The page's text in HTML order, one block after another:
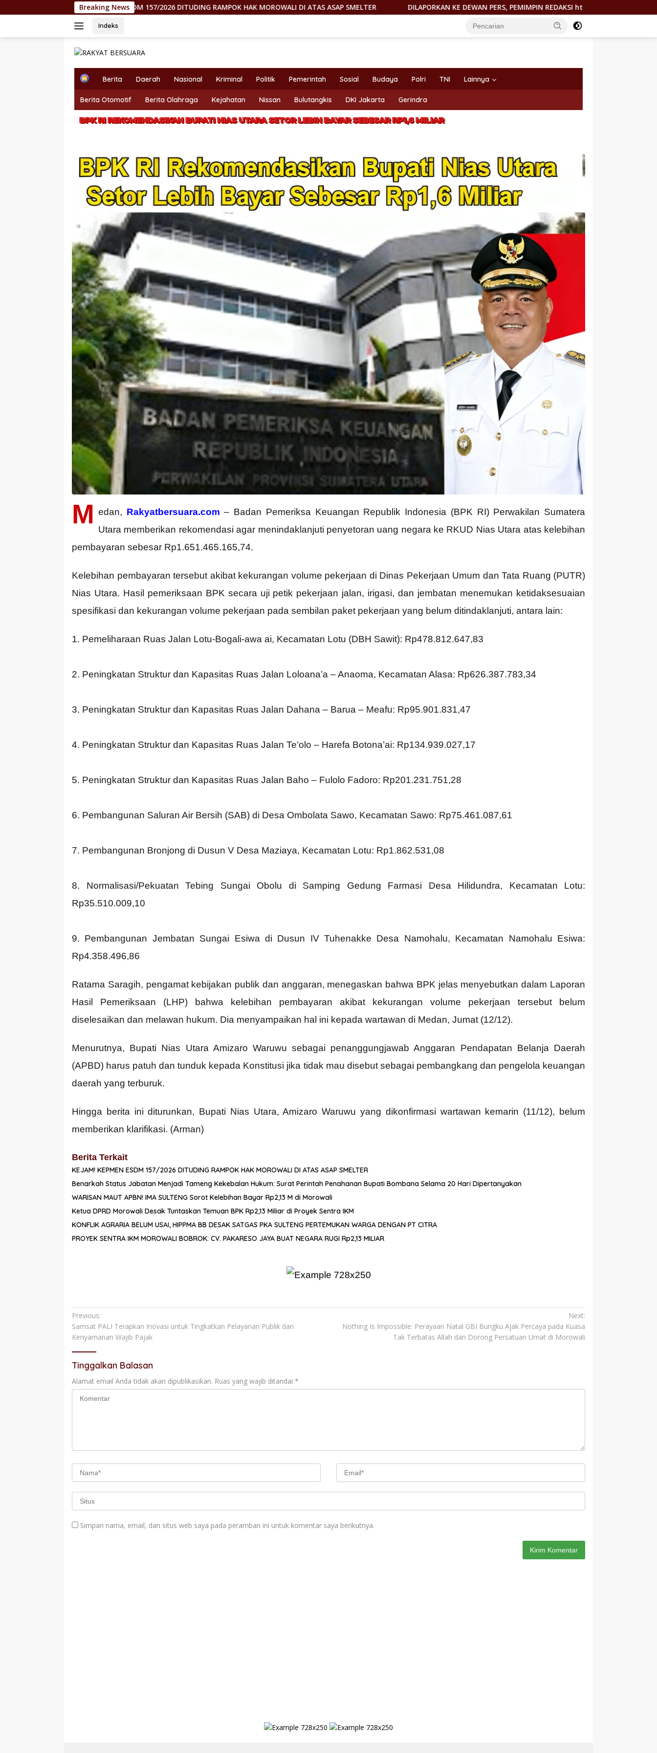
ke
Breaking News
KEJAM! KEPMEN ESDM 157/2026 DITUDING RAMPOK HAK MOROWALI DI ATAS ASAP SMELTER DILAPORKAN KE DEWAN PERS, PEMIMPIN REDAKSI http://PORTALTERKINI.COM: “KAMI
Indeks
H
m
e
Berita Daerah Nasional Kriminal Politik Pemerintah Sosial Budaya Polri TNI Lainnya
Berita Otomotif Berita Olahraga Kejahatan Nissan Bulutangkis DKI Jakarta Gerindra
BPK RI REKOMENDASIKAN BUPATI NIAS UTARA SETOR LEBIH BAYAR SEBESAR RP1,6 MILIAR
M edan, Rakyatbersuara.com – Badan Pemeriksa Keuangan Republik Indonesia (BPK RI) Perwakilan Sumatera
Utara memberikan rekomendasi agar menindaklanjuti penyetoran uang negara ke RKUD Nias Utara atas kelebihan
pembayaran sebesar Rp1.651.465.165,74.
Kelebihan pembayaran tersebut akibat kekurangan volume pekerjaan di Dinas Pekerjaan Umum dan Tata Ruang (PUTR)
Nias Utara. Hasil pemeriksaan BPK secara uji petik pekerjaan jalan, irigasi, dan jembatan menemukan ketidaksesuaian
spesifikasi dan kekurangan volume pekerjaan pada sembilan paket pekerjaan yang belum ditindaklanjuti, antara lain:
1. Pemeliharaan Ruas Jalan Lotu-Bogali-awa ai, Kecamatan Lotu (DBH Sawit): Rp478.812.647,83
2. Peningkatan Struktur dan Kapasitas Ruas Jalan Loloana’a – Anaoma, Kecamatan Alasa: Rp626.387.783,34
3. Peningkatan Struktur dan Kapasitas Ruas Jalan Dahana – Barua – Meafu: Rp95.901.831,47
4. Peningkatan Struktur dan Kapasitas Ruas Jalan Te’olo – Harefa Botona’ai: Rp134.939.027,17
5. Peningkatan Struktur dan Kapasitas Ruas Jalan Baho – Fulolo Fadoro: Rp201.231.751,28
6. Pembangunan Saluran Air Bersih (SAB) di Desa Ombolata Sawo, Kecamatan Sawo: Rp75.461.087,61
7. Pembangunan Bronjong di Dusun V Desa Maziaya, Kecamatan Lotu: Rp1.862.531,08
8. Normalisasi/Pekuatan Tebing Sungai Obolu di Samping Gedung Farmasi Desa Hilidundra, Kecamatan Lotu:
Rp35.510.009,10
9. Pembangunan Jembatan Sungai Esiwa di Dusun IV Tuhenakke Desa Namohalu, Kecamatan Namohalu Esiwa:
Rp4.358.496,86
Ratama Saragih, pengamat kebijakan publik dan anggaran, menegaskan bahwa BPK jelas menyebutkan dalam Laporan
Hasil Pemeriksaan (LHP) bahwa kelebihan pembayaran akibat kekurangan volume pekerjaan tersebut belum
diselesaikan dan melawan hukum. Dia menyampaikan hal ini kepada wartawan di Medan, Jumat (12/12).
Menurutnya, Bupati Nias Utara Amizaro Waruwu sebagai penanggungjawab Anggaran Pendapatan Belanja Daerah
(APBD) harus patuh dan tunduk kepada Konstitusi jika tidak mau disebut sebagai pembangkang dan pengelola keuangan
daerah yang terburuk.
Hingga berita ini diturunkan, Bupati Nias Utara, Amizaro Waruwu yang dikonfirmasi wartawan kemarin (11/12), belum
memberikan klarifikasi. (Arman)
Berita Terkait
KEJAM! KEPMEN ESDM 157/2026 DITUDING RAMPOK HAK MOROWALI DI ATAS ASAP SMELTER
Benarkah Status Jabatan Menjadi Tameng Kekebalan Hukum: Surat Perintah Penahanan Bupati Bombana Selama 20 Hari Dipertanyakan
WARISAN MAUT APBN! IMA SULTENG Sorot Kelebihan Bayar Rp2,13 M di Morowali
Ketua DPRD Morowali Desak Tuntaskan Temuan BPK Rp2,13 Miliar di Proyek Sentra IKM
KONFLIK AGRARIA BELUM USAI, HIPPMA BB DESAK SATGAS PKA SULTENG PERTEMUKAN WARGA DENGAN PT CITRA
PROYEK SENTRA IKM MOROWALI BOBROK: CV. PAKARESO JAYA BUAT NEGARA RUGI Rp2,13 MILIAR
Navigasi
pos
Previous:
Samsat PALI Terapkan Inovasi untuk Tingkatkan Pelayanan Publik dan
Kenyamanan Wajib Pajak
Next:
Nothing Is Impossible: Perayaan Natal GBI Bungku Ajak Percaya pada Kuasa
Tak Terbatas Allah dan Dorong Persatuan Umat di Morowali
Tinggalkan Balasan
Alamat email Anda tidak akan dipublikasikan. Ruas yang wajib ditandai *
Simpan nama, email, dan situs web saya pada peramban ini untuk komentar saya berikutnya.